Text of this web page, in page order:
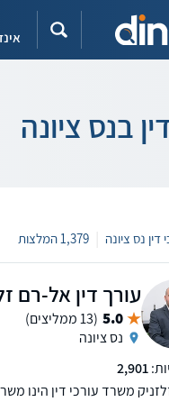
בנס ציונה
1,379 המלצות
עורך דין אל-רם
5.0 (13 ממליצים)
נס ציונה
2,901
משרד עורכי דין הינו